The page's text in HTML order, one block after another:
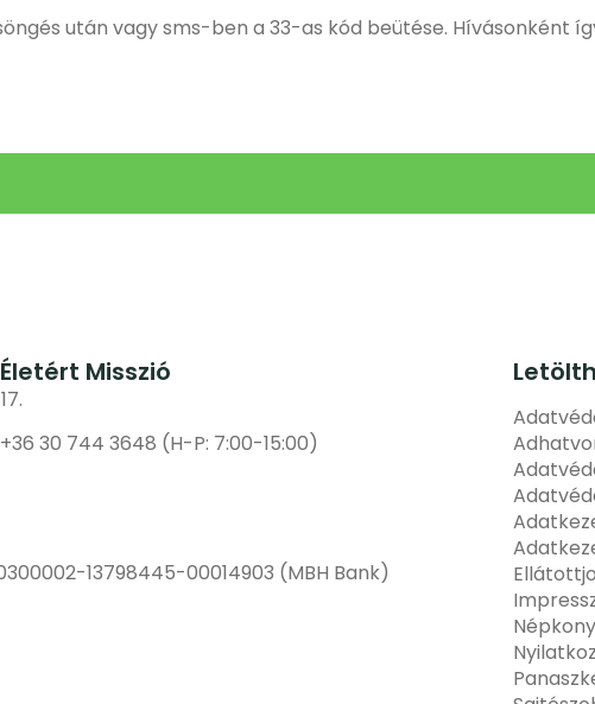
után vagy sms-ben a 33-as kód beütése. Hívásonként
Misszió
30 744 3648 (H-P: 7:00-15:00)
13798445-00014903 (MBH Bank)